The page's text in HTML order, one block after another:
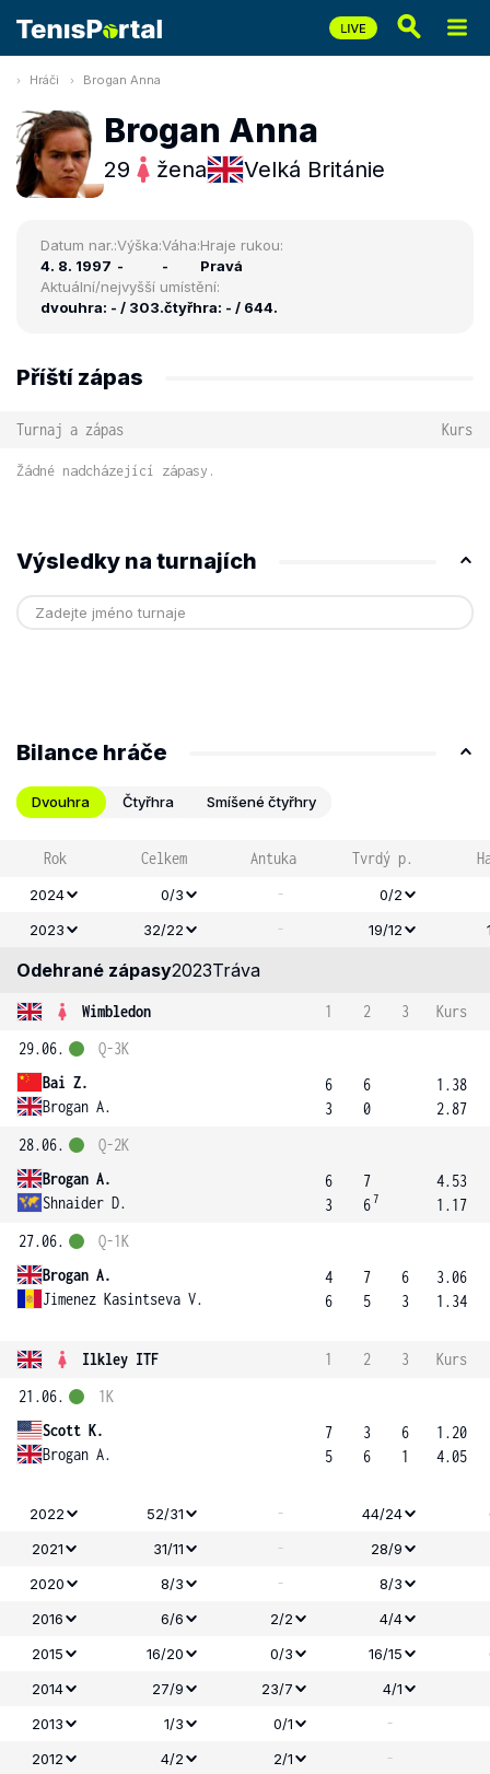
Hráči Brogan Anna
Brogan Anna
29 žena Velká Británie
Datum nar.:
4. 8. 1997
Výška:
-
Váha:
-
Hraje rukou:
Pravá
Aktuální/nejvyšší umístění:
dvouhra: - / 303.čtyřhra: - / 644.
Příští zápas
Turnaj a zápas Kurs
Žádné nadcházející zápasy.
Výsledky na turnajích
Bilance hráče
Dvouhra Čtyřhra Smíšené čtyřhry
Rok Celkem Antuka Tvrdý p.
2024 0/3 -
0/2
2023
32/22 - 19/12
Odehrané zápasy2023Tráva
Wimbledon 1 2 3
Kurs
29.06.
Bai Z.
Brogan A.
Q-3K
6
3
6
0
1.38
2.87
28.06.
Brogan A.
Shnaider D.
Q-2K
6
3
7
67
4.53
1.17
27.06.
Brogan A.
Jimenez Kasintseva V.
Q-1K
4
6
7
5
6
3
3.06
1.34
Ilkley ITF 1 2 3
Kurs
21.06.
Scott K.
Brogan A.
1K
7
5
3
6
6
1
1.20
4.05
2022 52/31 - 44/24
2021
31/11 - 28/9
2020
8/3 -
8/3
2016
6/6 2/2
4/4
2015
16/20 0/3 16/15
2014
27/9 23/7
4/1
2013
1/3 0/1 -
2012 4/2 2/1 -